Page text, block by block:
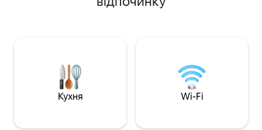
відчуттям країни поблизу міста
Nexpresso, душова кімната. Гості
можуть відпочити на власній терасі,
насолодитися унікальним і
приголомшливим видом на луги.
машини,
необхідним Wi-Fi. Пам 'ятайте,
наша квартира
Кухня Wi-Fi